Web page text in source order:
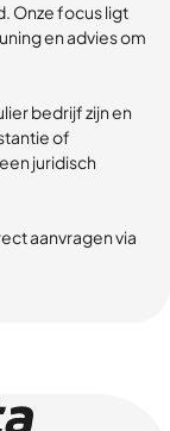
Onze focus ligt
en advies om
bedrijf zijn en
of
juridisch
aanvragen via